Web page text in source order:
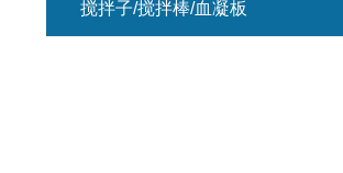
搅拌子/搅拌棒/血凝板